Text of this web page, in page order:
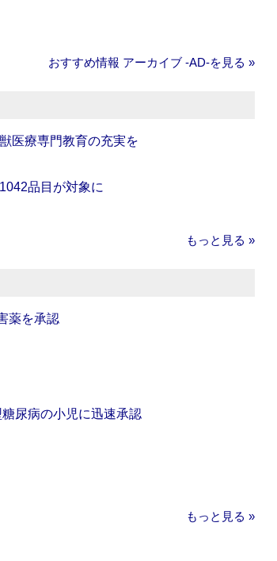
おすすめ情報 アーカイブ ‐AD‐を見る »
医療専門教育の充実を
品目が対象に
もっと見る »
薬を承認
尿病の小児に迅速承認
もっと見る »